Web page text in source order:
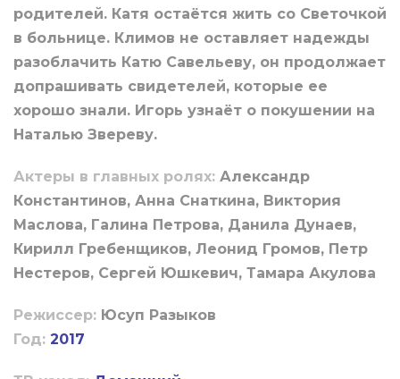
родителей. Катя остаётся жить со Светочкой
в больнице. Климов не оставляет надежды
разоблачить Катю Савельеву, он продолжает
допрашивать свидетелей, которые ее
хорошо знали. Игорь узнаёт о покушении на
Наталью Звереву.
Актеры в главных ролях: Александр
Константинов, Анна Снаткина, Виктория
Маслова, Галина Петрова, Данила Дунаев,
Кирилл Гребенщиков, Леонид Громов, Петр
Нестеров, Сергей Юшкевич, Тамара Акулова
Режиссер: Юсуп Разыков
Год: 2017